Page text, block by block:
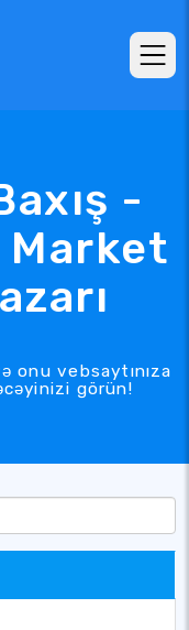
-
Market
onu vebsaytınıza
görün!